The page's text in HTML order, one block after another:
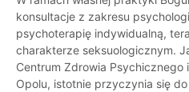
konsultacje z zakresu
psychoterapię indywidualną,
charakterze seksuologicznym.
Centrum Zdrowia Psychicznego
Opolu, istotnie przyczynia się